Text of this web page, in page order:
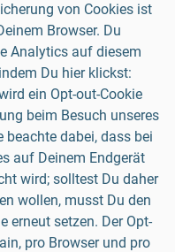
von Cookies ist
Browser. Du
Analytics auf diesem
Du hier klickst:
ein Opt-out-Cookie
beim Besuch unseres
beachte dabei, dass bei
auf Deinem Endgerät
wird; solltest Du daher
wollen, musst Du den
erneut setzen. Der Opt-
pro Browser und pro